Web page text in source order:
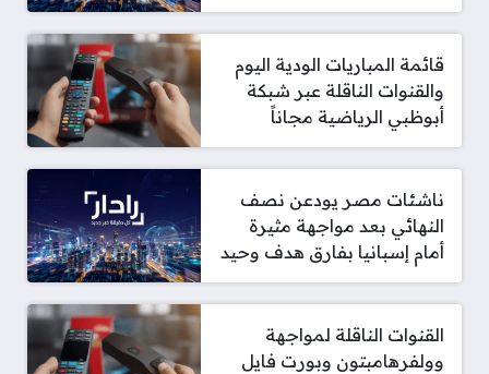
قائمة المباريات الودية اليوم
والقنوات الناقلة عبر شبكة
أبوظبي الرياضية مجاناً
ناشئات مصر يودعن نصف
النهائي بعد مواجهة مثيرة
أمام إسبانيا بفارق هدف وحيد
القنوات الناقلة لمواجهة
وولفرهامبتون وبورت فايل